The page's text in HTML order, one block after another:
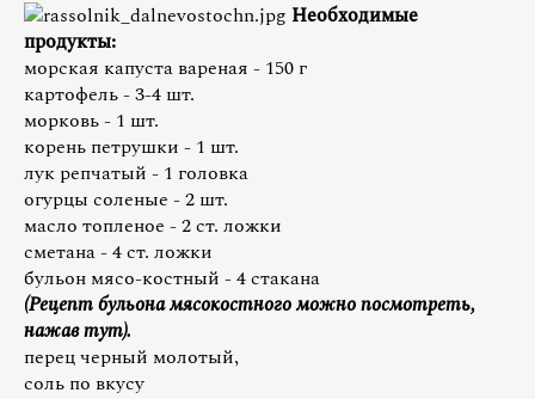
Необходимые
продукты:
морская капуста вареная - 150 г
картофель - 3-4 шт.
морковь - 1 шт.
корень петрушки - 1 шт.
лук репчатый - 1 головка
огурцы соленые - 2 шт.
масло топленое - 2 ст. ложки
сметана - 4 ст. ложки
бульон мясо-костный - 4 стакана
(Рецепт бульона мясокостного можно посмотреть,
нажав тут).
перец черный молотый,
соль по вкусу